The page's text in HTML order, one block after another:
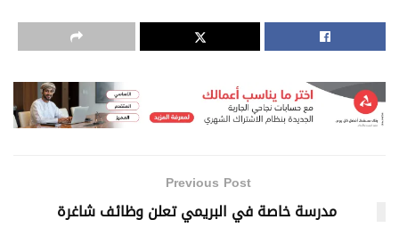
Previous Post
مدرسة خاصة في البريمي تعلن وظائف شاغرة